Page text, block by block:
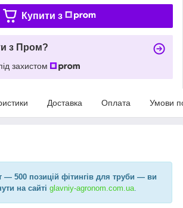
Купити з
з Пром?
захистом
Доставка Оплата Умови
— 500 позицій фітингів для труби — ви
на сайті glavniy-agronom.com.ua​